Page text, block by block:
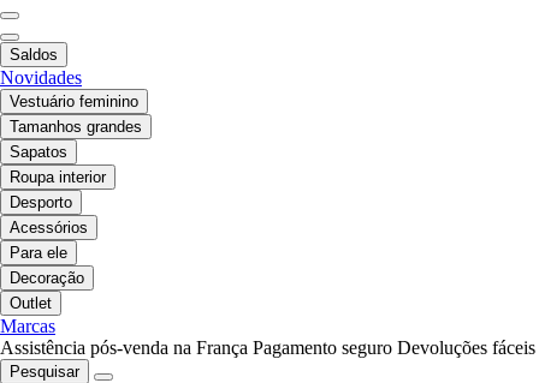
Saldos
Novidades
Vestuário feminino
Tamanhos grandes
Sapatos
Roupa interior
Desporto
Acessórios
Para ele
Decoração
Outlet
Marcas
Assistência pós-venda na França Pagamento seguro Devoluções fáceis
Pesquisar